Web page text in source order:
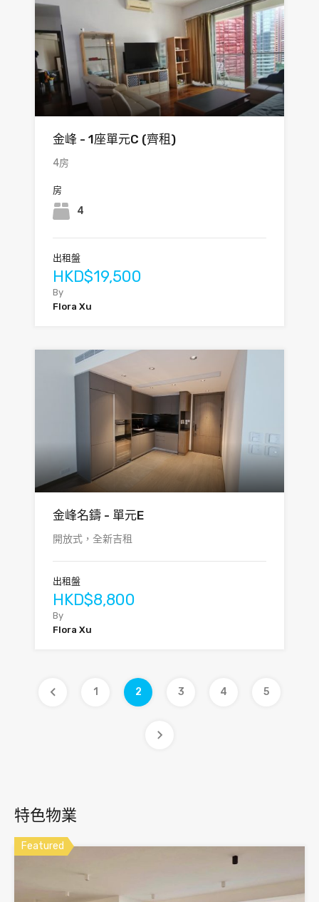
金峰 - 1座單元C (齊租)
4房
房
4
出租盤
HKD$19,500
By
Flora Xu
金峰名鑄 - 單元E
開放式，全新吉租
出租盤
HKD$8,800
By
Flora Xu
1 2 3 4 5
特色物業
Featured